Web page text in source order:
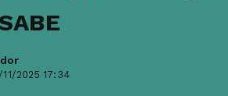
2025 17:34